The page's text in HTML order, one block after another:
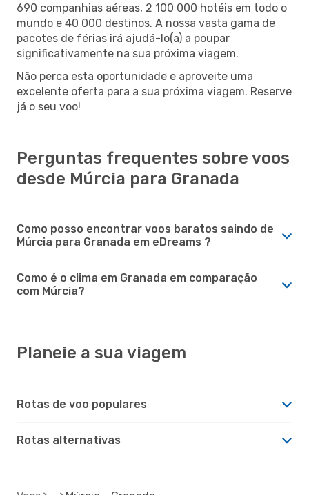
690 companhias aéreas, 2 100 000 hotéis em todo o
mundo e 40 000 destinos. A nossa vasta gama de
pacotes de férias irá ajudá-lo(a) a poupar
significativamente na sua próxima viagem.
Não perca esta oportunidade e aproveite uma
excelente oferta para a sua próxima viagem. Reserve
já o seu voo!
Perguntas frequentes sobre voos
desde Múrcia para Granada
Como posso encontrar voos baratos saindo de
Múrcia para Granada em eDreams ?
Como é o clima em Granada em comparação
com Múrcia?
Planeie a sua viagem
Rotas de voo populares
Rotas alternativas